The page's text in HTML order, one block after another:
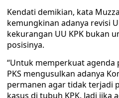
Kendati demikian, kata
kemungkinan adanya revisi
kekurangan UU KPK bukan
posisinya.
“Untuk memperkuat
PKS mengusulkan adanya
permanen agar tidak terjadi
kasus di tubuh KPK. Jadi